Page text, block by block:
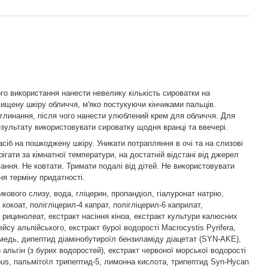
використання нанести невелику кількість сироватки на
шкіру обличчя, м'яко постукуючи кінчиками пальців.
після чого нанести улюблений крем для обличчя. Для
використовувати сироватку щодня вранці та ввечері.
на пошкоджену шкіру. Уникати потрапляння в очі та на слизові
за кімнатної температури, на достатній відстані від джерел
Не ковтати. Тримати подалі від дітей. Не використовувати
терміну придатності.
слизу, вода, гліцерин, пропандіол, гіалуронат натрію,
кокоат, полігліцерил-4 капрат, полігліцерил-6 каприлат,
рицинолеат, екстракт насіння кіноа, екстракт культури калюсних
альпійського, екстракт бурої водорості Macrocystis Pyrifera,
дипептид діамінобутироїл бензиламіду діацетат (SYN-AKE),
альгін (з бурих водоростей), екстракт червоної морської водорості
пальмітоїл трипептид-5, лимонна кислота, трипептид Syn-Hycan